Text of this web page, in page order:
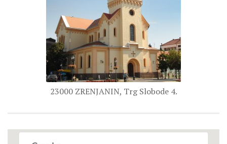
SZERZETESRENDEK
IN MEMORIAM
PLÉBÁNIÁK
ÉSZAKI ESPERESSÉG
ARCHÍVUM
23000 ZRENJANIN, Trg Slobode 4.